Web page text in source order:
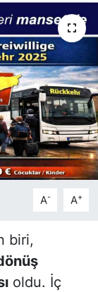
A- A+
biri,
oldu. İç